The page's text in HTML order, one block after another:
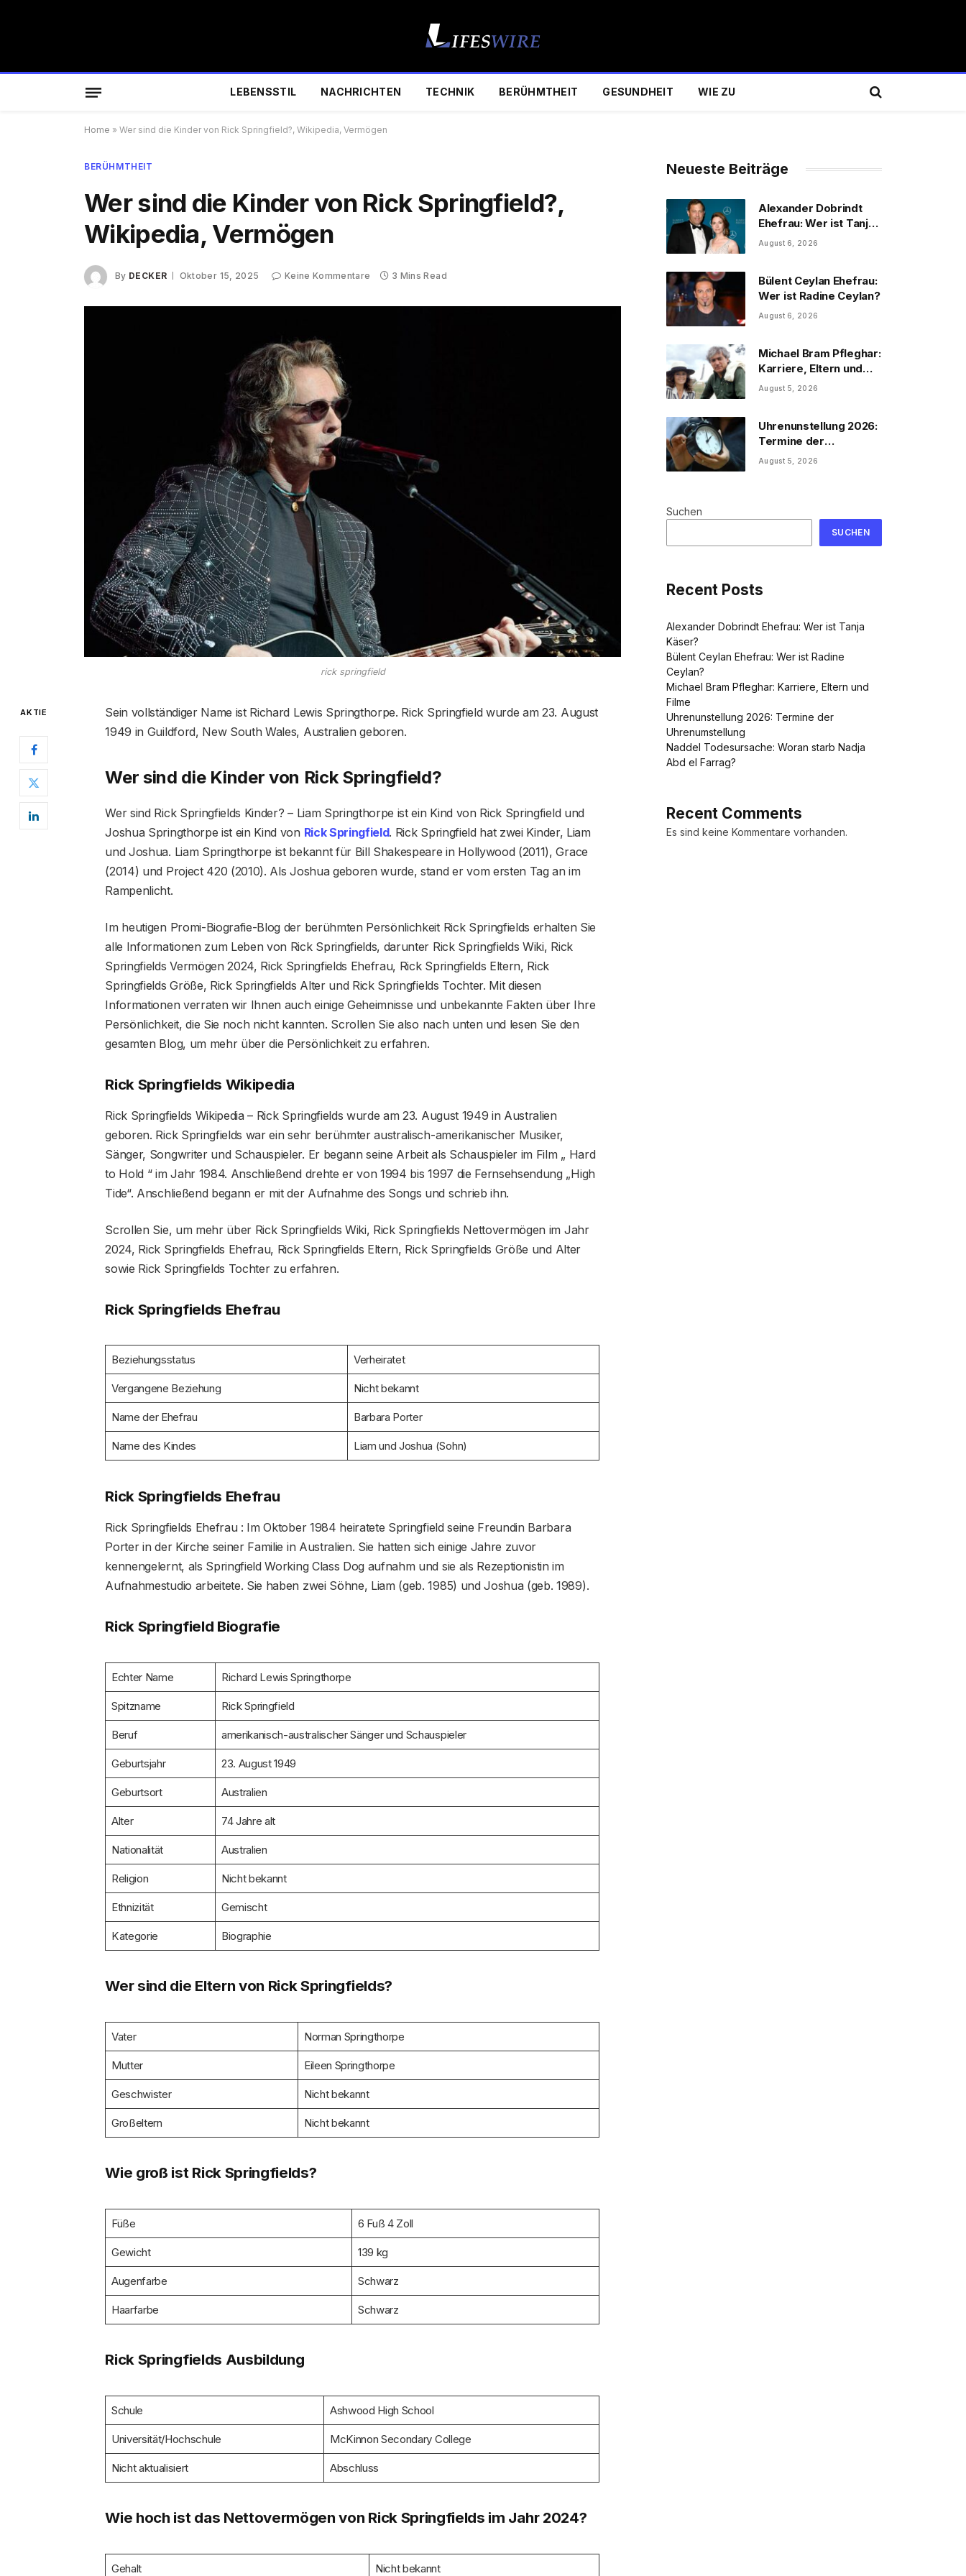
LEBENSSTIL NACHRICHTEN TECHNIK BERÜHMTHEIT GESUNDHEIT WIE ZU
Home » Wer sind die Kinder von Rick Springfield?, Wikipedia, Vermögen
BERÜHMTHEIT
Wer sind die Kinder von Rick Springfield?,
Wikipedia, Vermögen
By DECKER Oktober 15, 2025 Keine Kommentare 3 Mins Read
rick springfield
AKTIE
Sein vollständiger Name ist Richard Lewis Springthorpe. Rick Springfield wurde am 23. August
1949 in Guildford, New South Wales, Australien geboren.
Wer sind die Kinder von Rick Springfield?
Wer sind Rick Springfields Kinder? – Liam Springthorpe ist ein Kind von Rick Springfield und
Joshua Springthorpe ist ein Kind von Rick Springfield. Rick Springfield hat zwei Kinder, Liam
und Joshua. Liam Springthorpe ist bekannt für Bill Shakespeare in Hollywood (2011), Grace
(2014) und Project 420 (2010). Als Joshua geboren wurde, stand er vom ersten Tag an im
Rampenlicht.
Im heutigen Promi-Biografie-Blog der berühmten Persönlichkeit Rick Springfields erhalten Sie
alle Informationen zum Leben von Rick Springfields, darunter Rick Springfields Wiki, Rick
Springfields Vermögen 2024, Rick Springfields Ehefrau, Rick Springfields Eltern, Rick
Springfields Größe, Rick Springfields Alter und Rick Springfields Tochter. Mit diesen
Informationen verraten wir Ihnen auch einige Geheimnisse und unbekannte Fakten über Ihre
Persönlichkeit, die Sie noch nicht kannten. Scrollen Sie also nach unten und lesen Sie den
gesamten Blog, um mehr über die Persönlichkeit zu erfahren.
Rick Springfields Wikipedia
Rick Springfields Wikipedia – Rick Springfields wurde am 23. August 1949 in Australien
geboren. Rick Springfields war ein sehr berühmter australisch-amerikanischer Musiker,
Sänger, Songwriter und Schauspieler. Er begann seine Arbeit als Schauspieler im Film „ Hard
to Hold “ im Jahr 1984. Anschließend drehte er von 1994 bis 1997 die Fernsehsendung „High
Tide“. Anschließend begann er mit der Aufnahme des Songs und schrieb ihn.
Scrollen Sie, um mehr über Rick Springfields Wiki, Rick Springfields Nettovermögen im Jahr
2024, Rick Springfields Ehefrau, Rick Springfields Eltern, Rick Springfields Größe und Alter
sowie Rick Springfields Tochter zu erfahren.
Rick Springfields Ehefrau
Beziehungsstatus Verheiratet
Vergangene Beziehung Nicht bekannt
Name der Ehefrau Barbara Porter
Name des Kindes Liam und Joshua (Sohn)
Rick Springfields Ehefrau
Rick Springfields Ehefrau : Im Oktober 1984 heiratete Springfield seine Freundin Barbara
Porter in der Kirche seiner Familie in Australien. Sie hatten sich einige Jahre zuvor
kennengelernt, als Springfield Working Class Dog aufnahm und sie als Rezeptionistin im
Aufnahmestudio arbeitete. Sie haben zwei Söhne, Liam (geb. 1985) und Joshua (geb. 1989).
Rick Springfield Biografie
Echter Name Richard Lewis Springthorpe
Spitzname Rick Springfield
Beruf amerikanisch-australischer Sänger und Schauspieler
Geburtsjahr 23. August 1949
Geburtsort Australien
Alter 74 Jahre alt
Nationalität Australien
Religion Nicht bekannt
Ethnizität Gemischt
Kategorie Biographie
Wer sind die Eltern von Rick Springfields?
Vater Norman Springthorpe
Mutter Eileen Springthorpe
Geschwister Nicht bekannt
Großeltern Nicht bekannt
Wie groß ist Rick Springfields?
Füße 6 Fuß 4 Zoll
Gewicht 139 kg
Augenfarbe Schwarz
Haarfarbe Schwarz
Rick Springfields Ausbildung
Schule Ashwood High School
Universität/Hochschule McKinnon Secondary College
Nicht aktualisiert Abschluss
Wie hoch ist das Nettovermögen von Rick Springfields im Jahr 2024?
Gehalt Nicht bekannt
Neueste Beiträge
Alexander Dobrindt
Ehefrau: Wer ist Tanja
Käser?
August 6, 2026
Bülent Ceylan Ehefrau:
Wer ist Radine Ceylan?
August 6, 2026
Michael Bram Pfleghar:
Karriere, Eltern und
Filme
August 5, 2026
Uhrenunstellung 2026:
Termine der
Uhrenumstellung
August 5, 2026
Suchen
SUCHEN
Recent Posts
Alexander Dobrindt Ehefrau: Wer ist Tanja
Käser?
Bülent Ceylan Ehefrau: Wer ist Radine
Ceylan?
Michael Bram Pfleghar: Karriere, Eltern und
Filme
Uhrenunstellung 2026: Termine der
Uhrenumstellung
Naddel Todesursache: Woran starb Nadja
Abd el Farrag?
Recent Comments
Es sind keine Kommentare vorhanden.